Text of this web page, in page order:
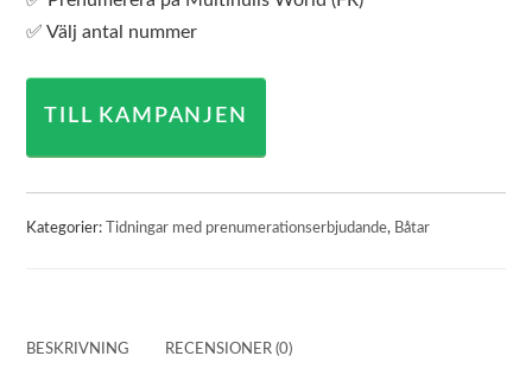
✅ Välj antal nummer
TILL KAMPANJEN
Kategorier: Tidningar med prenumerationserbjudande, Båtar
BESKRIVNING RECENSIONER (0)